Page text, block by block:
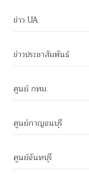
ข่าว UA
ข่าวประชาสัมพันธ์
ศูนย์ กทม.
ศูนย์กาญจนบุรี
ศูนย์จันทบุรี